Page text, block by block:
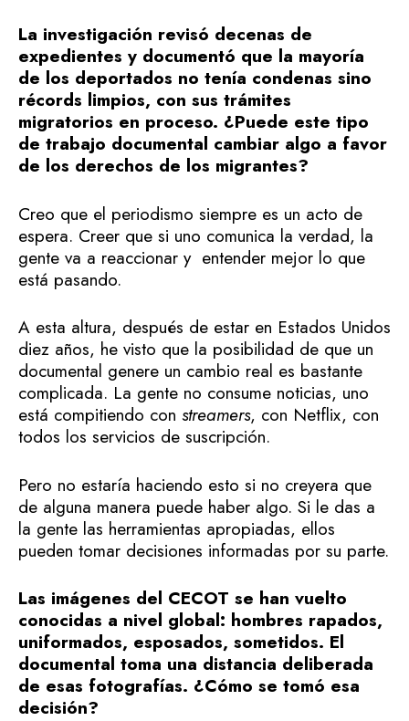
La investigación revisó decenas de
expedientes y documentó que la mayoría
de los deportados no tenía condenas sino
récords limpios, con sus trámites
migratorios en proceso. ¿Puede este tipo
de trabajo documental cambiar algo a favor
de los derechos de los migrantes?
Creo que el periodismo siempre es un acto de
espera. Creer que si uno comunica la verdad, la
gente va a reaccionar y entender mejor lo que
está pasando.
A esta altura, después de estar en Estados Unidos
diez años, he visto que la posibilidad de que un
documental genere un cambio real es bastante
complicada. La gente no consume noticias, uno
está compitiendo con streamers, con Netflix, con
todos los servicios de suscripción.
Pero no estaría haciendo esto si no creyera que
de alguna manera puede haber algo. Si le das a
la gente las herramientas apropiadas, ellos
pueden tomar decisiones informadas por su parte.
Las imágenes del CECOT se han vuelto
conocidas a nivel global: hombres rapados,
uniformados, esposados, sometidos. El
documental toma una distancia deliberada
de esas fotografías. ¿Cómo se tomó esa
decisión?